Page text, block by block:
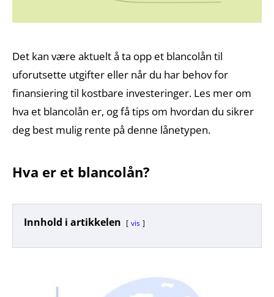
Det kan være aktuelt å ta opp et blancolån til
uforutsette utgifter eller når du har behov for
finansiering til kostbare investeringer. Les mer om
hva et blancolån er, og få tips om hvordan du sikrer
deg best mulig rente på denne lånetypen.
Hva er et blancolån?
Innhold i artikkelen vis